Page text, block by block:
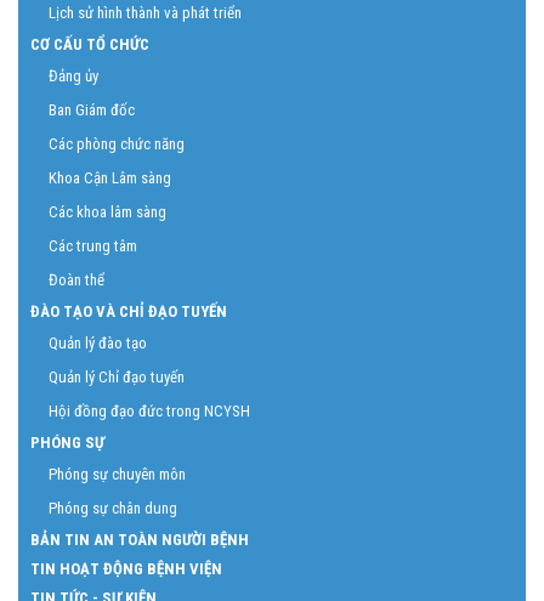
Lịch sử hình thành và phát triển
CƠ CẤU TỔ CHỨC
Đảng ủy
Ban Giám đốc
Các phòng chức năng
Khoa Cận Lâm sàng
Các khoa lâm sàng
Các trung tâm
Đoàn thể
ĐÀO TẠO VÀ CHỈ ĐẠO TUYẾN
Quản lý đào tạo
Quản lý Chỉ đạo tuyến
Hội đồng đạo đức trong NCYSH
PHÓNG SỰ
Phóng sự chuyên môn
Phóng sự chân dung
BẢN TIN AN TOÀN NGƯỜI BỆNH
TIN HOẠT ĐỘNG BỆNH VIỆN